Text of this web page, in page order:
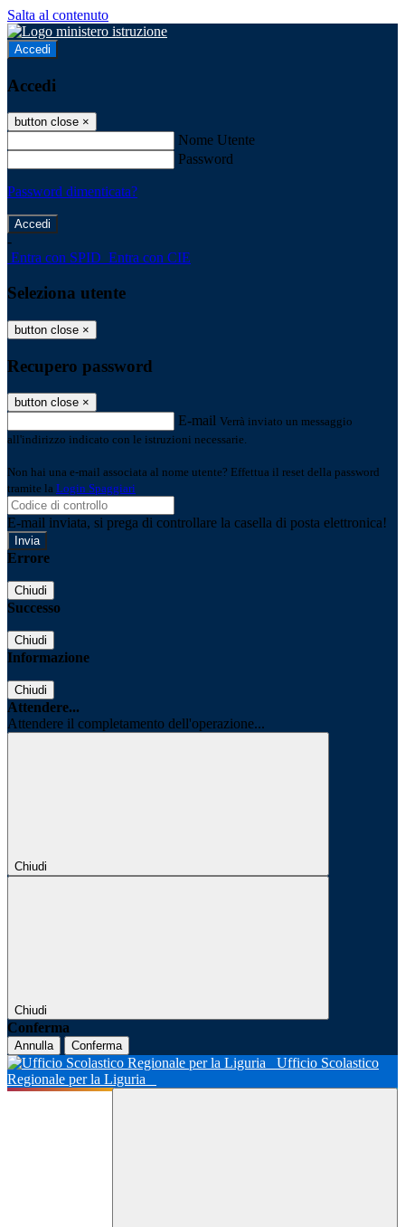
Salta al contenuto
Accedi
Accedi
button close ×
Nome Utente
Password
Password dimenticata?
-
Entra con SPID Entra con CIE
Seleziona utente
button close ×
Recupero password
button close ×
E-mail Verrà inviato un messaggio
all'indirizzo indicato con le istruzioni necessarie.
Non hai una e-mail associata al nome utente? Effettua il reset della password
tramite la Login Spaggiari
E-mail inviata, si prega di controllare la casella di posta elettronica!
Errore
Chiudi
Successo
Chiudi
Informazione
Chiudi
Attendere...
Attendere il completamento dell'operazione...
Chiudi
Chiudi
Conferma
Annulla Conferma
Ufficio Scolastico
Regionale per la Liguria